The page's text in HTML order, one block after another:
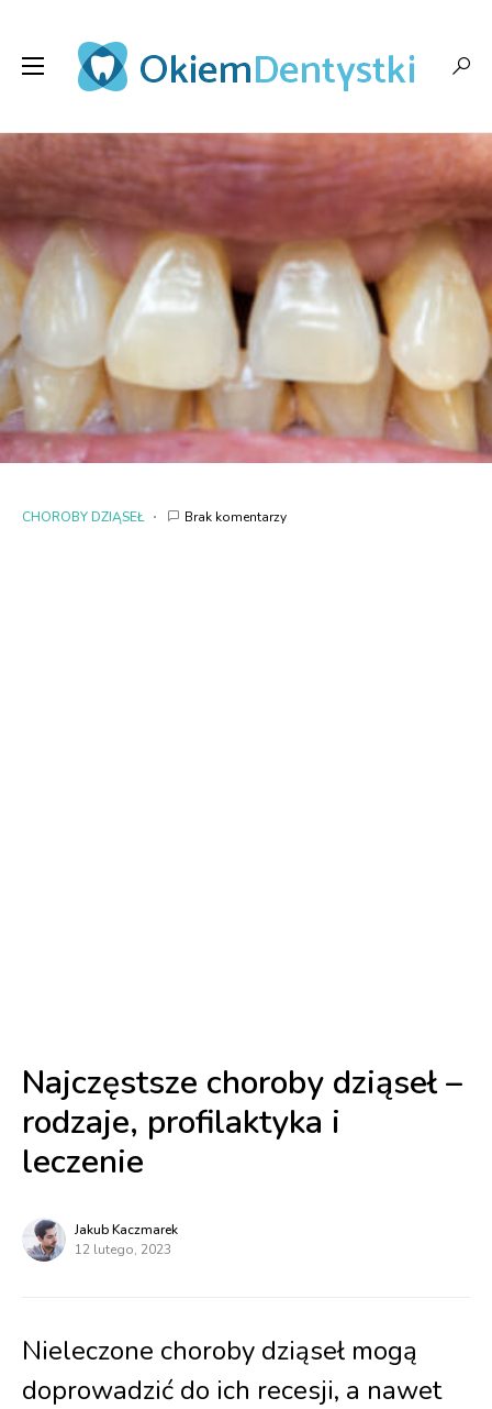
CHOROBY DZIĄSEŁ Brak komentarzy
Najczęstsze choroby dziąseł –
rodzaje, profilaktyka i
leczenie
Jakub Kaczmarek
12 lutego, 2023
Nieleczone choroby dziąseł mogą
doprowadzić do ich recesji, a nawet